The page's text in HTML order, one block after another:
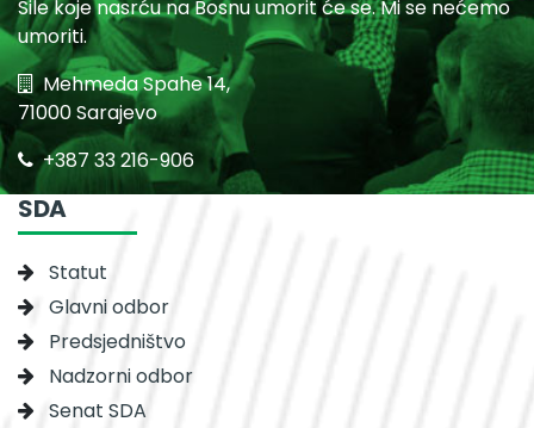
Sile koje nasrću na Bosnu umorit će se. Mi se nećemo
umoriti.
Mehmeda Spahe 14,
71000 Sarajevo
+387 33 216-906
SDA
Statut
Glavni odbor
Predsjedništvo
Nadzorni odbor
Senat SDA